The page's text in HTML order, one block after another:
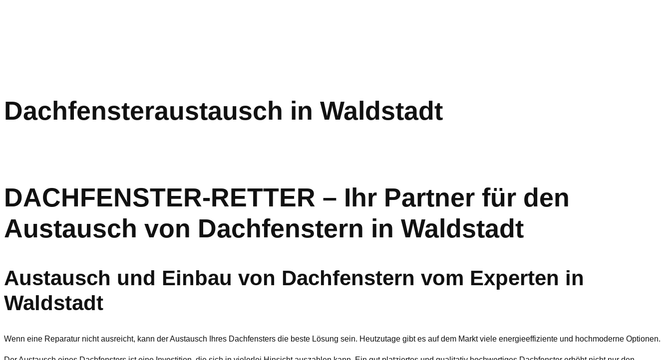
Dachfensteraustausch in Waldstadt
DACHFENSTER-RETTER – Ihr Partner für den
Austausch von Dachfenstern in Waldstadt
Austausch und Einbau von Dachfenstern vom Experten in
Waldstadt
Wenn eine Reparatur nicht ausreicht, kann der Austausch Ihres Dachfensters die beste Lösung sein. Heutzutage gibt es auf dem Markt viele energieeffiziente und hochmoderne Optionen.